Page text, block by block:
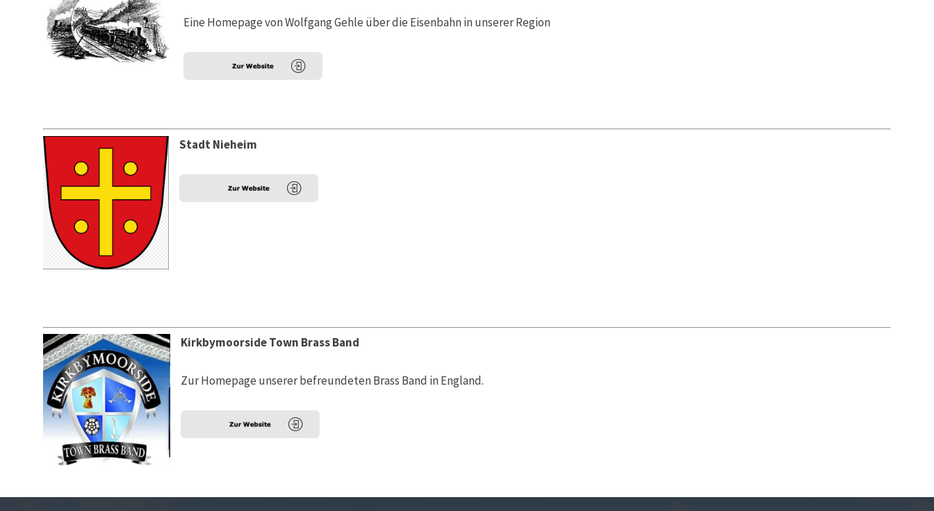
Eine Homepage von Wolfgang Gehle über die Eisenbahn in unserer Region
Stadt Nieheim
Kirkbymoorside Town Brass Band
Zur Homepage unserer befreundeten Brass Band in England.